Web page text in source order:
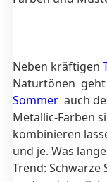
Neben kräftigen
Naturtönen geht
Sommer auch
Metallic-Farben
kombinieren
und je. Was
Trend: Schwarze